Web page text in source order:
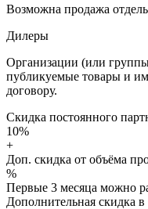
Возможна продажа
Дилеры
Организации (или
публикуемые товары и
договору.
Скидка постоянного
10%
+
Доп. скидка от объёма
%
Первые 3 месяца можно
Дополнительная скидка в